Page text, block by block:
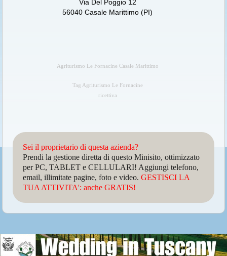
Via Del Poggio 12
56040 Casale Marittimo (PI)
Agriturismo Le Fornacine Casale Marittimo
Tag Agriturismo Le Fornacine
ricettiva
Sei il proprietario di questa azienda?
Prendi la gestione diretta di questo Minisito, ottimizzato
per PC, TABLET e CELLULARI! Aggiungi telefono,
email, illimitate pagine, foto e video.GESTISCI LA
TUA ATTIVITA': anche GRATIS!